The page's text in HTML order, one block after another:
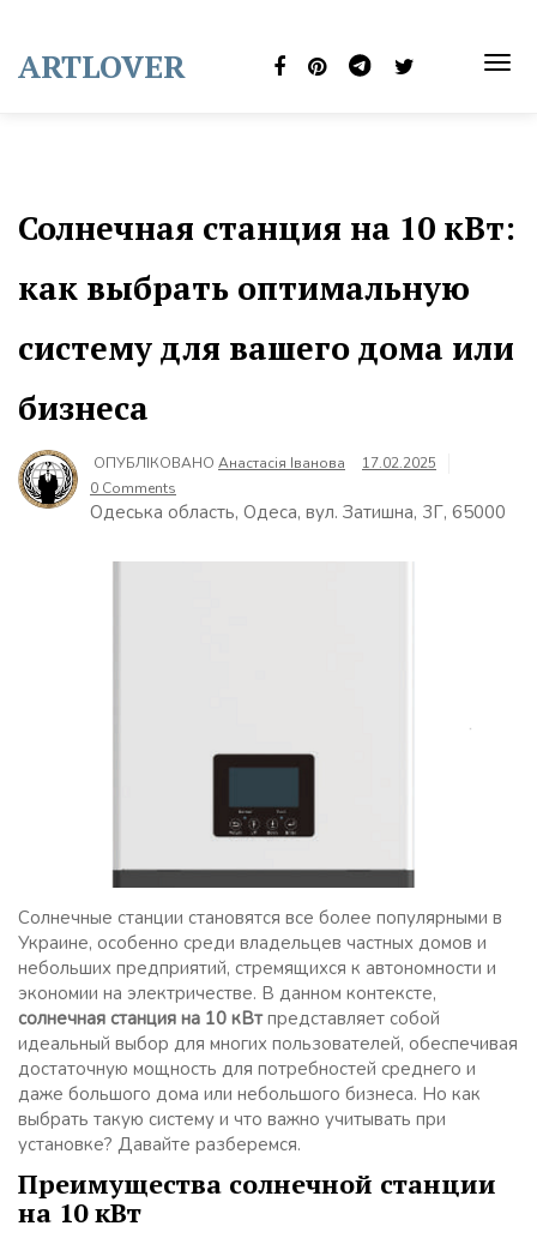
content
ARTLOVER
Солнечная станция на 10 кВт:
как выбрать оптимальную
систему для вашего дома или
бизнеса
ОПУБЛІКОВАНО Анастасія Іванова
17.02.2025
0 Comments
Одеська область, Одеса, вул. Затишна, 3Г, 65000
Солнечные станции становятся все более популярными в
Украине, особенно среди владельцев частных домов и
небольших предприятий, стремящихся к автономности и
экономии на электричестве. В данном контексте,
солнечная станция на 10 кВтпредставляет собой
идеальный выбор для многих пользователей, обеспечивая
достаточную мощность для потребностей среднего и
даже большого дома или небольшого бизнеса. Но как
выбрать такую систему и что важно учитывать при
установке? Давайте разберемся.
Преимущества солнечной станции
на 10 кВт